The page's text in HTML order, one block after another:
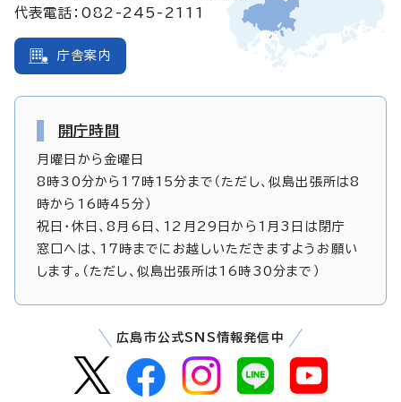
代表電話：082-245-2111
庁舎案内
開庁時間
月曜日から金曜日
8時30分から17時15分まで（ただし、似島出張所は8
時から16時45分）
祝日・休日、8月6日、12月29日から1月3日は閉庁
窓口へは、17時までにお越しいただきますようお願い
します。（ただし、似島出張所は16時30分まで）
広島市公式SNS情報発信中